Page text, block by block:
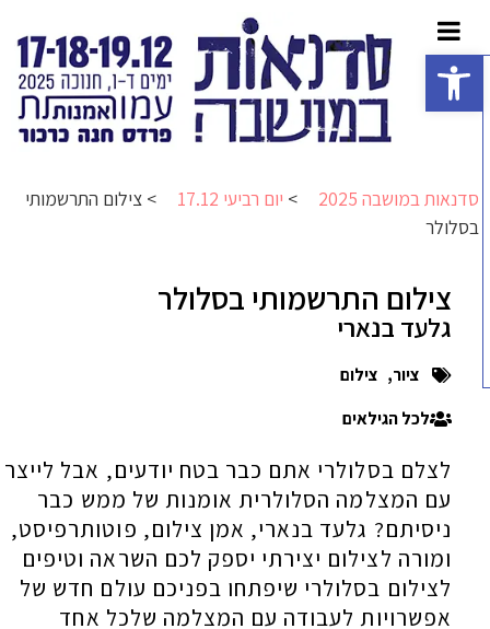
פתח סרגל נגישות
סדנאות במושבה 2025 >יום רביעי 17.12 >צילום התרשמותי
בסלולר
צילום התרשמותי בסלולר
גלעד בנארי
ציור,
צילום
לכל הגילאים
לצלם בסלולרי אתם כבר בטח יודעים, אבל לייצר
עם המצלמה הסלולרית אומנות של ממש כבר
ניסיתם? גלעד בנארי, אמן צילום, פוטותרפיסט,
ומורה לצילום יצירתי יספק לכם השראה וטיפים
לצילום בסלולרי שיפתחו בפניכם עולם חדש של
אפשרויות לעבודה עם המצלמה שלכל אחד